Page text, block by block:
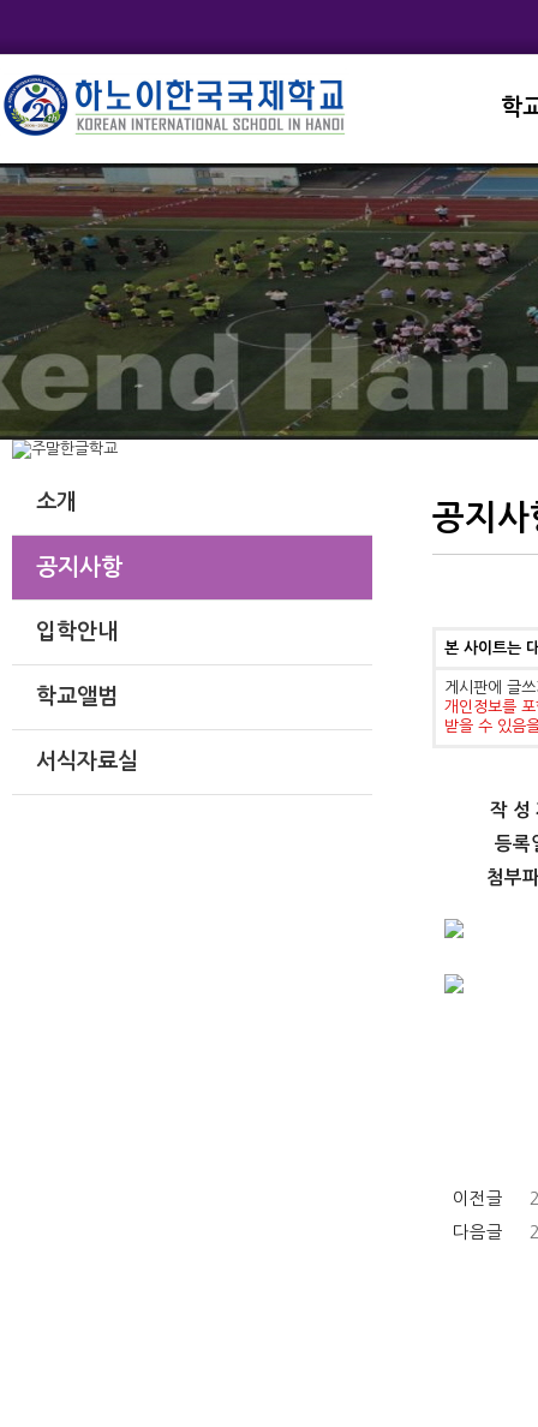
학
학
학
학
학
소개
공지사항
입학안내
학교앨범
서식자료실
공지사
본 사이트는
게시판에 글
개인정보를
받을 수 있음
작 성
등록
첨부
이전글
다음글